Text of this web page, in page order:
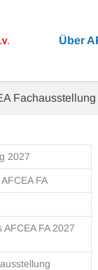
Über
Fachausstellung
2027
FA
FA 2027